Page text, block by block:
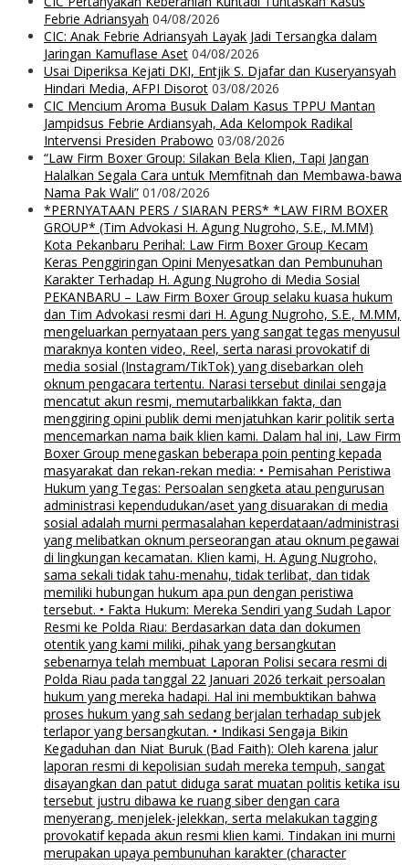
Febrie Adriansyah 04/08/2026
CIC: Anak Febrie Adriansyah Layak Jadi Tersangka dalam
Jaringan Kamuflase Aset 04/08/2026
Usai Diperiksa Kejati DKI, Entjik S. Djafar dan Kuseryansyah
Hindari Media, AFPI Disorot 03/08/2026
CIC Mencium Aroma Busuk Dalam Kasus TPPU Mantan
Jampidsus Febrie Ardiansyah, Ada Kelompok Radikal
Intervensi Presiden Prabowo 03/08/2026
“Law Firm Boxer Group: Silakan Bela Klien, Tapi Jangan
Halalkan Segala Cara untuk Memfitnah dan Membawa-bawa
Nama Pak Wali” 01/08/2026
*PERNYATAAN PERS / SIARAN PERS* *LAW FIRM BOXER
GROUP* (Tim Advokasi H. Agung Nugroho, S.E., M.MM)
Kota Pekanbaru Perihal: Law Firm Boxer Group Kecam
Keras Penggiringan Opini Menyesatkan dan Pembunuhan
Karakter Terhadap H. Agung Nugroho di Media Sosial
PEKANBARU – Law Firm Boxer Group selaku kuasa hukum
dan Tim Advokasi resmi dari H. Agung Nugroho, S.E., M.MM,
mengeluarkan pernyataan pers yang sangat tegas menyusul
maraknya konten video, Reel, serta narasi provokatif di
media sosial (Instagram/TikTok) yang disebarkan oleh
oknum pengacara tertentu. Narasi tersebut dinilai sengaja
mencatut akun resmi, memutarbalikkan fakta, dan
menggiring opini publik demi menjatuhkan karir politik serta
mencemarkan nama baik klien kami. Dalam hal ini, Law Firm
Boxer Group menegaskan beberapa poin penting kepada
masyarakat dan rekan-rekan media: • Pemisahan Peristiwa
Hukum yang Tegas: Persoalan sengketa atau pengurusan
administrasi kependudukan/aset yang disuarakan di media
sosial adalah murni permasalahan keperdataan/administrasi
yang melibatkan oknum perseorangan atau oknum pegawai
di lingkungan kecamatan. Klien kami, H. Agung Nugroho,
sama sekali tidak tahu-menahu, tidak terlibat, dan tidak
memiliki hubungan hukum apa pun dengan peristiwa
tersebut. • Fakta Hukum: Mereka Sendiri yang Sudah Lapor
Resmi ke Polda Riau: Berdasarkan data dan dokumen
otentik yang kami miliki, pihak yang bersangkutan
sebenarnya telah membuat Laporan Polisi secara resmi di
Polda Riau pada tanggal 22 Januari 2026 terkait persoalan
hukum yang mereka hadapi. Hal ini membuktikan bahwa
proses hukum yang sah sedang berjalan terhadap subjek
terlapor yang bersangkutan. • Indikasi Sengaja Bikin
Kegaduhan dan Niat Buruk (Bad Faith): Oleh karena jalur
laporan resmi di kepolisian sudah mereka tempuh, sangat
disayangkan dan patut diduga sarat muatan politis ketika isu
tersebut justru dibawa ke ruang siber dengan cara
menyerang, menjelek-jelekkan, serta melakukan tagging
provokatif kepada akun resmi klien kami. Tindakan ini murni
merupakan upaya pembunuhan karakter (character